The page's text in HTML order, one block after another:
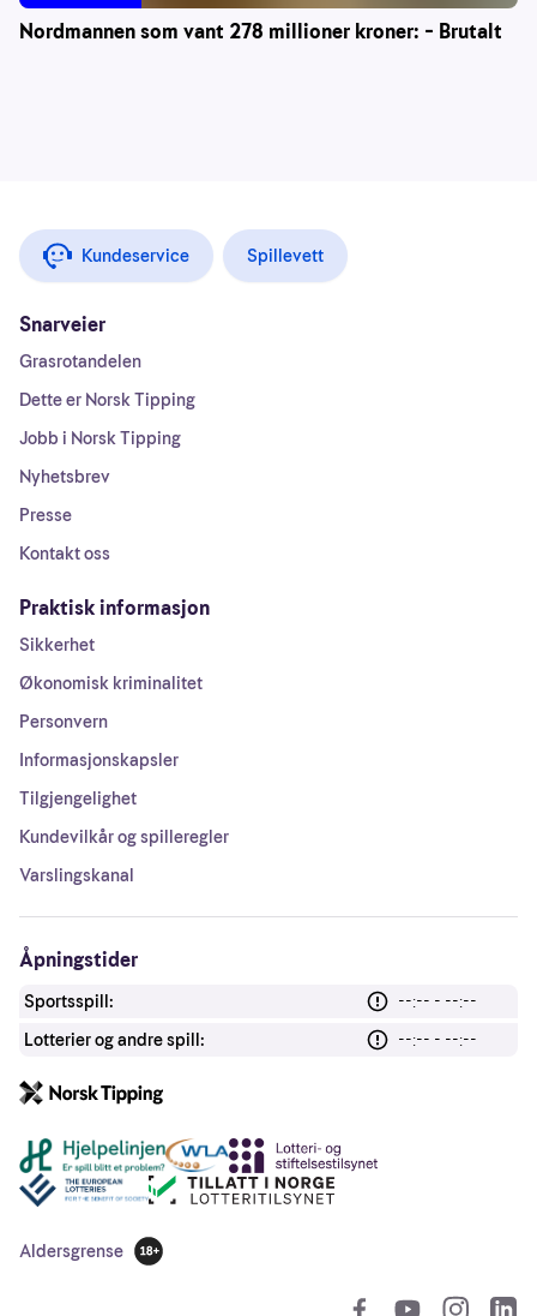
Nordmannen som vant 278 millioner kroner: – Brutalt
Kundeservice Spillevett
Snarveier
Grasrotandelen
Dette er Norsk Tipping
Jobb i Norsk Tipping
Nyhetsbrev
Presse
Kontakt oss
Praktisk informasjon
Sikkerhet
Økonomisk kriminalitet
Personvern
Informasjonskapsler
Tilgjengelighet
Kundevilkår og spilleregler
Varslingskanal
Åpningstider
Sportsspill:
--:-- - --:--
Lotterier og andre spill:
--:-- - --:--
Andre lenker
Aldersgrense
18 år